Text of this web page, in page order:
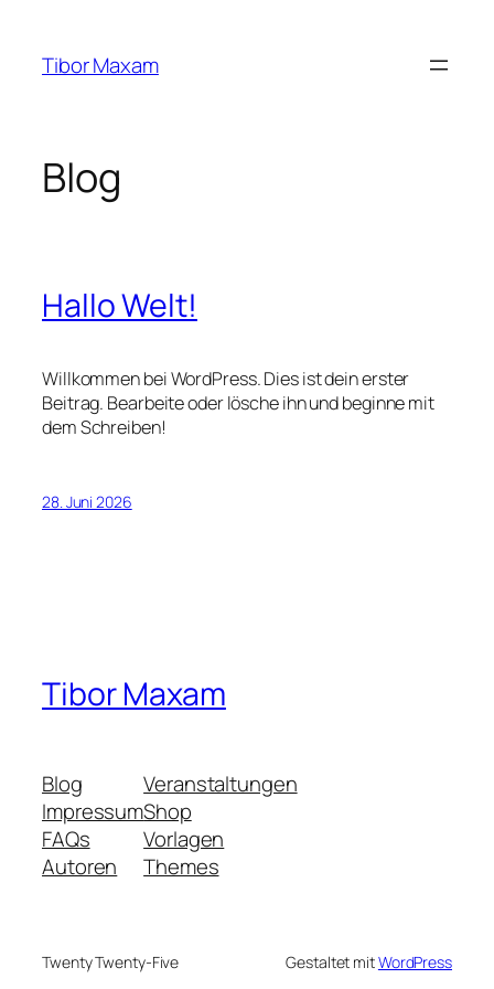
springen
Tibor Maxam
Blog
Hallo Welt!
Willkommen bei WordPress. Dies ist dein erster
Beitrag. Bearbeite oder lösche ihn und beginne mit
dem Schreiben!
28. Juni 2026
Tibor Maxam
Blog
Impressum
FAQs
Autoren
Veranstaltungen
Shop
Vorlagen
Themes
Twenty Twenty-Five Gestaltet mitWordPress